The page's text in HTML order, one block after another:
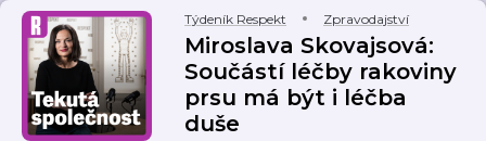
Týdeník Respekt Zpravodajství
Miroslava Skovajsová:
Součástí léčby rakoviny
prsu má být i léčba
duše